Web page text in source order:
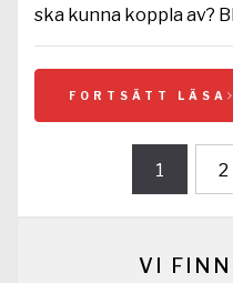
ska kunna koppla av?
FORTSÄTT LÄSA
Sidnumrering
1 2
VI